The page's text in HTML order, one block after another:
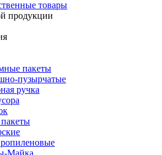
товары
пакеты
пузырчатые
ручка
Майка